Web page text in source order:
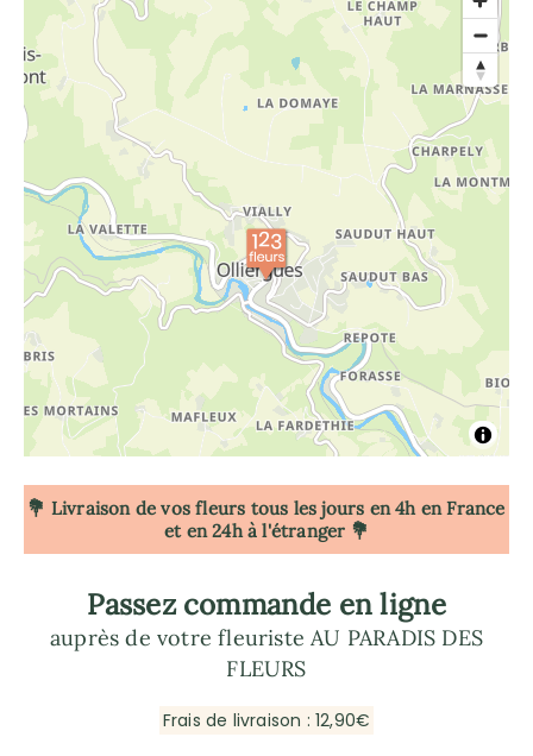
💐 Livraison de vos fleurs tous les jours en 4h en France
et en 24h à l'étranger 💐
Passez commande en ligne
auprès de votre fleuriste AU PARADIS DES
FLEURS
Frais de livraison : 12,90€